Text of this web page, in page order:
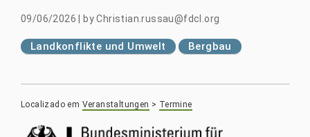
09/06/2026 byChristian.russau@fdcl.org
Landkonflikte und Umwelt Bergbau
Localizado em Veranstaltungen > Termine